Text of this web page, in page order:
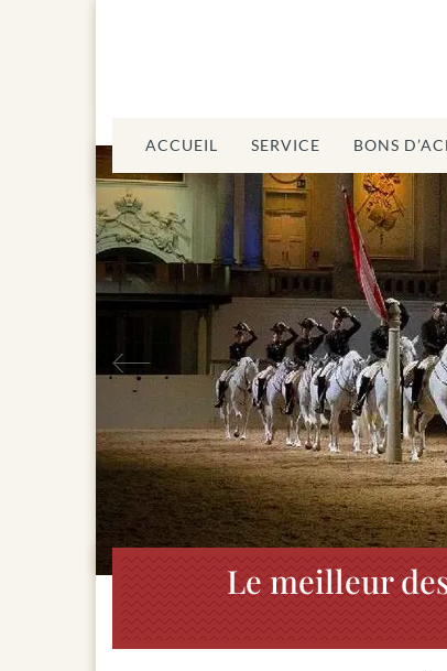
ACCUEIL SERVICE BONS
Précédent
Le meilleur